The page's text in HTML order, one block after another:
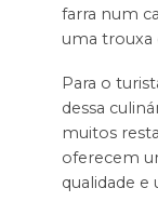
farra num
uma trouxa
Para o
dessa
muitos
oferecem
qualidade e